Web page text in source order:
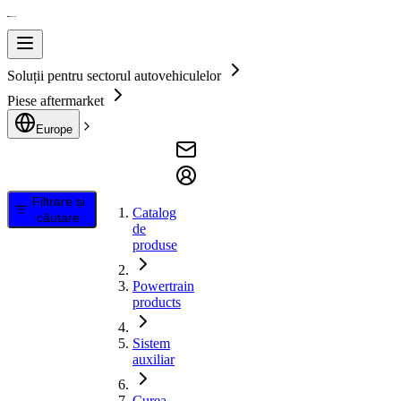
Soluții pentru sectorul autovehiculelor
Piese aftermarket
Europe
Filtrare și
căutare
Catalog
de
produse
Powertrain
products
Sistem
auxiliar